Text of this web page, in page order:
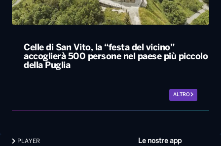
ALTRO
Le nostre app
PLAYER